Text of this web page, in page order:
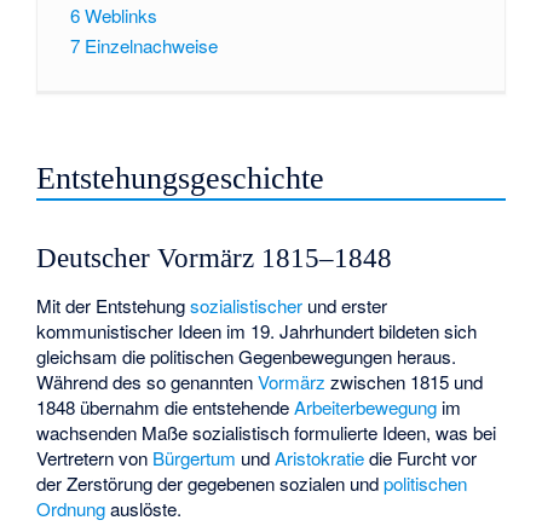
6Weblinks
7 Einzelnachweise
Entstehungsgeschichte
Deutscher Vormärz 1815–1848
Mit der Entstehungsozialistischer und erster
kommunistischer Ideen im 19. Jahrhundert bildeten sich
gleichsam die politischen Gegenbewegungen heraus.
Während des so genanntenVormärz zwischen 1815 und
1848 übernahm die entstehendeArbeiterbewegung im
wachsenden Maße sozialistisch formulierte Ideen, was bei
Vertretern von Bürgertum undAristokratiedie Furcht vor
der Zerstörung der gegebenen sozialen undpolitischen
Ordnungauslöste.